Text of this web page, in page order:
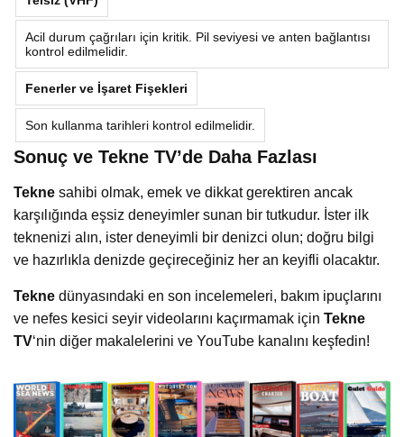
Acil durum çağrıları için kritik. Pil seviyesi ve anten bağlantısı
kontrol edilmelidir.
Fenerler ve İşaret Fişekleri
Son kullanma tarihleri kontrol edilmelidir.
Sonuç ve Tekne TV’de Daha Fazlası
Tekne sahibi olmak, emek ve dikkat gerektiren ancak
karşılığında eşsiz deneyimler sunan bir tutkudur. İster ilk
teknenizi alın, ister deneyimli bir denizci olun; doğru bilgi
ve hazırlıkla denizde geçireceğiniz her an keyifli olacaktır.
Tekne dünyasındaki en son incelemeleri, bakım ipuçlarını
ve nefes kesici seyir videolarını kaçırmamak için Tekne
TV‘nin diğer makalelerini ve YouTube kanalını keşfedin!